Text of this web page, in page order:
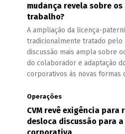
mudança revela sobre
trabalho?
A ampliação da licença-
tradicionalmente tratado pelo
discussão mais ampla sobre
do colaborador e adaptação
corporativos às novas formas
Operações
CVM revê exigência para
desloca discussão para
corporativa